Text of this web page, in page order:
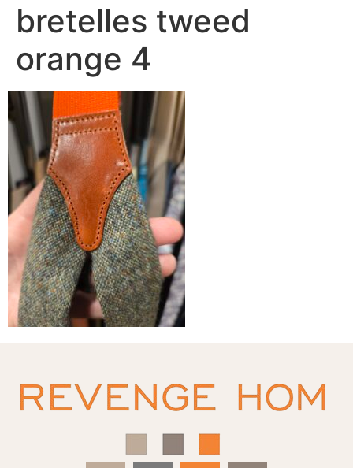
bretelles tweed
orange 4